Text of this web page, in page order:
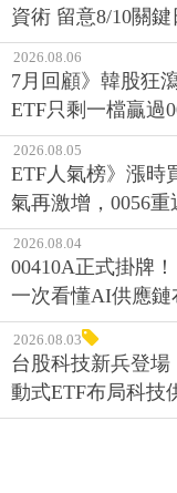
資術 留意8/10關鍵
2026.08.06
7月回顧》韓股狂
ETF只剩一檔贏過
2026.08.05
ETF人氣榜》漲時
氣再激增，0056
2026.08.04
00410A正式掛牌
一次看懂AI供應鏈
2026.08.03
台股科技新兵登
動式ETF布局科技